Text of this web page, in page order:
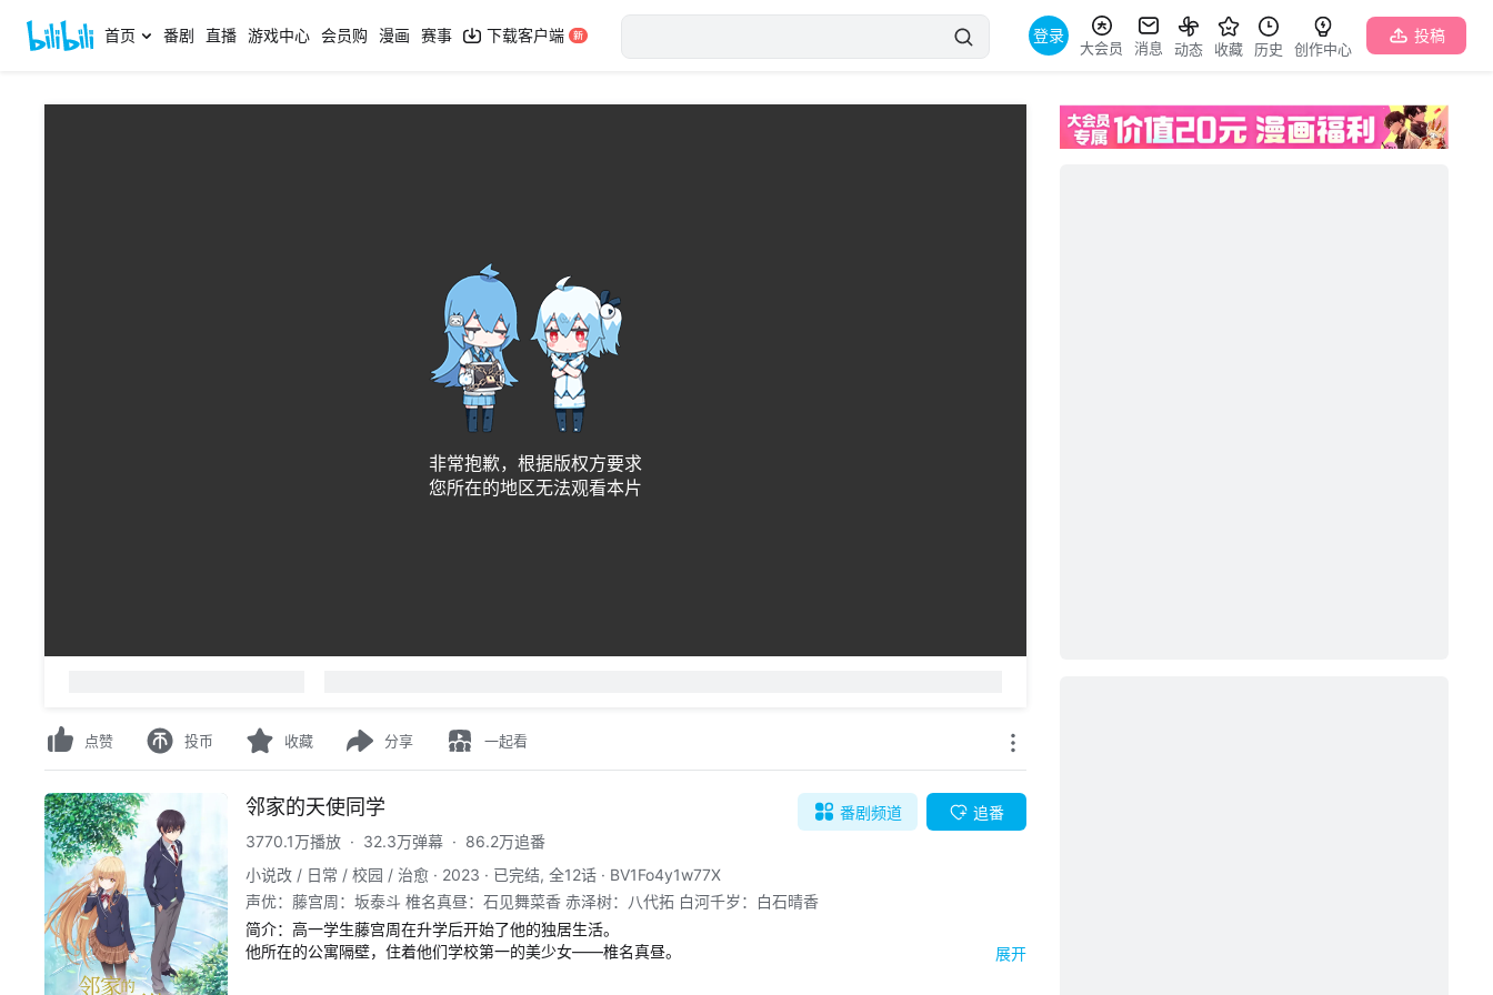
首页 番剧 直播 游戏中心 会员购 漫画 赛事 下载客户端 登录
大会员 消息 动态 收藏 历史 创作中心
投稿
网络状况异常，请刷新后重试
错误码：3001
aec2a49e5fc2b58c79a485f8509aa527
非常抱歉，根据版权方要求
您所在的地区无法观看本片
点赞 投币 收藏 分享 一起看
邻家的天使同学
3770.1万播放 · 32.3万弹幕 · 86.2万追番
小说改 / 日常 / 校园 / 治愈 · 2023 · 已完结, 全12话 · BV1Fo4y1w77X
声优： 藤宫周：坂泰斗 椎名真昼：石见舞菜香 赤泽树：八代拓 白河千岁：白石晴香
简介： 高一学生藤宫周在升学后开始了他的独居生活。
他所在的公寓隔壁，住着他们学校第一的美少女——椎名真昼。
展开
番剧频道 追番